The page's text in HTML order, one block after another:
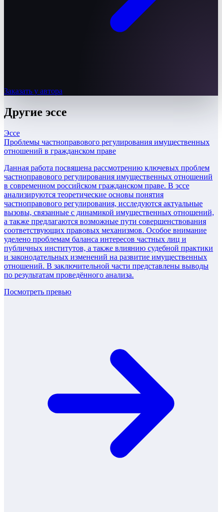
Заказать у автора
Другие эссе
Эссе
Проблемы частноправового регулирования имущественных
отношений в гражданском праве
Данная работа посвящена рассмотрению ключевых проблем
частноправового регулирования имущественных отношений
в современном российском гражданском праве. В эссе
анализируются теоретические основы понятия
частноправового регулирования, исследуются актуальные
вызовы, связанные с динамикой имущественных отношений,
а также предлагаются возможные пути совершенствования
соответствующих правовых механизмов. Особое внимание
уделено проблемам баланса интересов частных лиц и
публичных институтов, а также влиянию судебной практики
и законодательных изменений на развитие имущественных
отношений. В заключительной части представлены выводы
по результатам проведённого анализа.
Посмотреть превью